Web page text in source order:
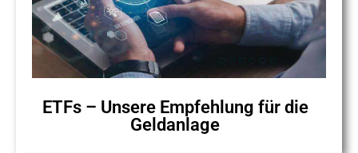
ETFs – Unsere Empfehlung für die
Geldanlage